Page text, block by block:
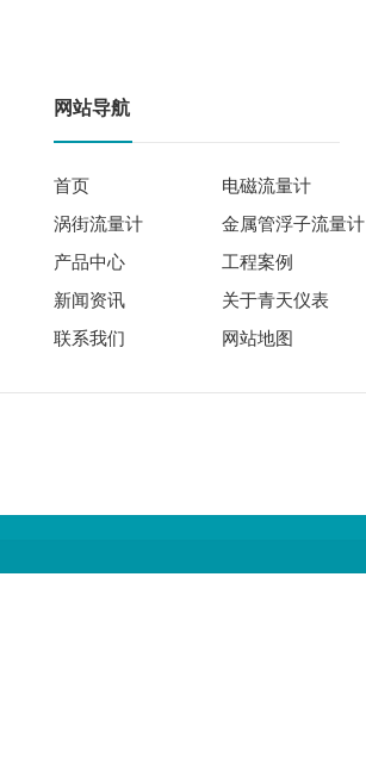
网站导航
首页
电磁流量计
涡街流量计
金属管浮子流量计
产品中心
工程案例
新闻资讯
关于青天仪表
联系我们
网站地图